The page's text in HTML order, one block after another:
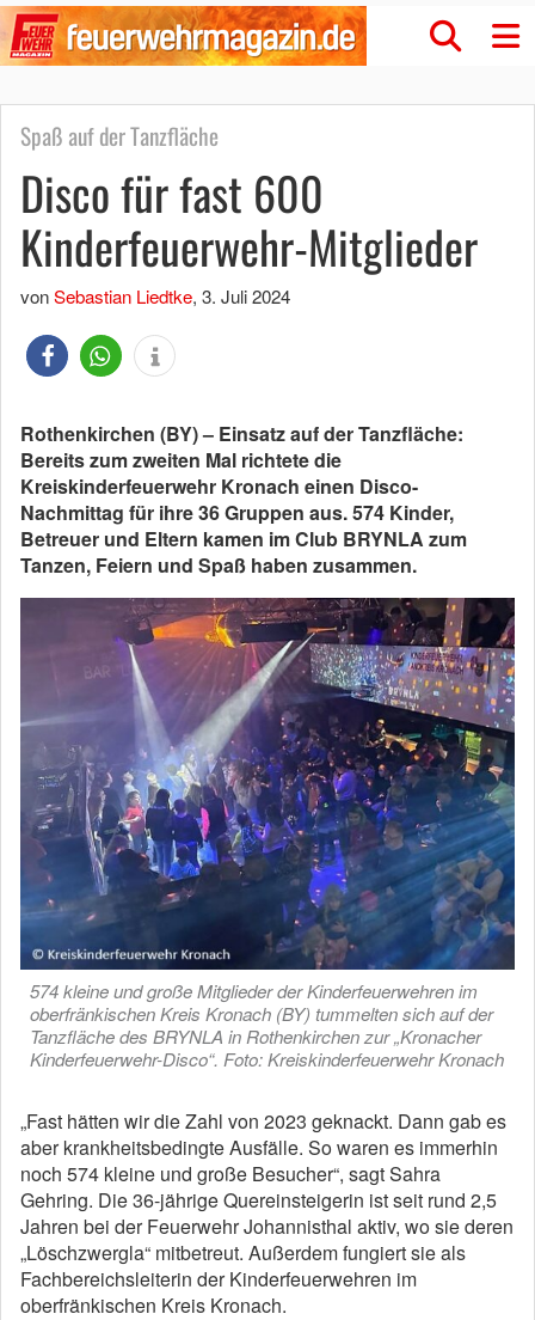
Spaß auf der Tanzfläche
Disco für fast 600
Kinderfeuerwehr-Mitglieder
vonSebastian Liedtke, 3. Juli 2024
Rothenkirchen (BY) – Einsatz auf der Tanzfläche:
Bereits zum zweiten Mal richtete die
Kreiskinderfeuerwehr Kronach einen Disco-
Nachmittag für ihre 36 Gruppen aus. 574 Kinder,
Betreuer und Eltern kamen im Club BRYNLA zum
Tanzen, Feiern und Spaß haben zusammen.
574 kleine und große Mitglieder der Kinderfeuerwehren im
oberfränkischen Kreis Kronach (BY) tummelten sich auf der
Tanzfläche des BRYNLA in Rothenkirchen zur „Kronacher
Kinderfeuerwehr-Disco“. Foto: Kreiskinderfeuerwehr Kronach
„Fast hätten wir die Zahl von 2023 geknackt. Dann gab es
aber krankheitsbedingte Ausfälle. So waren es immerhin
noch 574 kleine und große Besucher“, sagt Sahra
Gehring. Die 36-jährige Quereinsteigerin ist seit rund 2,5
Jahren bei der Feuerwehr Johannisthal aktiv, wo sie deren
„Löschzwergla“ mitbetreut. Außerdem fungiert sie als
Fachbereichsleiterin der Kinderfeuerwehren im
oberfränkischen Kreis Kronach.